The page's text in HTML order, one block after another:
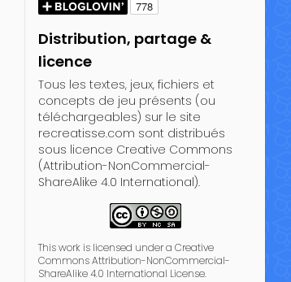
Distribution, partage &
licence
Tous les textes, jeux, fichiers et
concepts de jeu présents (ou
téléchargeables) sur le site
recreatisse.com sont distribués
sous licence Creative Commons
(Attribution-NonCommercial-
ShareAlike 4.0 International).
This work is licensed under a Creative
Commons Attribution-NonCommercial-
ShareAlike 4.0 International License.